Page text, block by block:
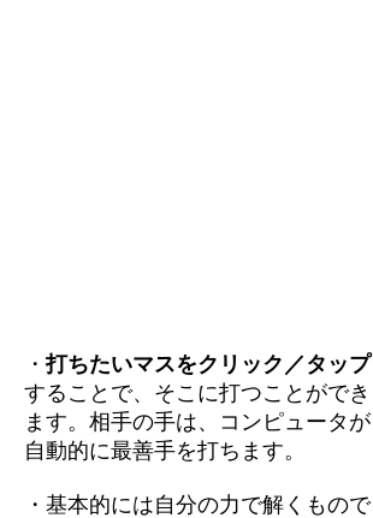
・打ちたいマスをクリック／タップ
することで、そこに打つことができ
ます。相手の手は、コンピュータが
自動的に最善手を打ちます。
・基本的には自分の力で解くもので